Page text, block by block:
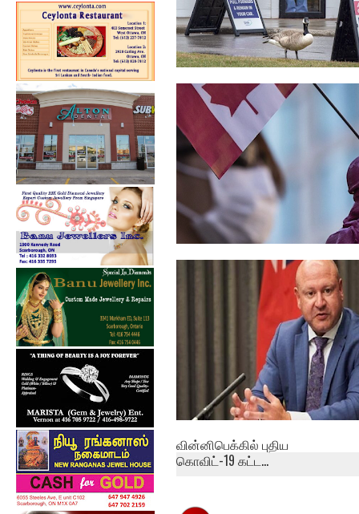
கனடாவில் 8.5 மில்லியனுக்கும்
அதிகமா...
ஹொங்கொங் தேசிய
பாதுகாப்பு சட்டம்: க...
வின்னிபெக்கில் புதிய
கொவிட்-19 கட்ட...